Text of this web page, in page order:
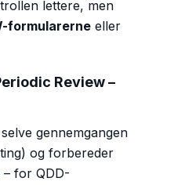
lettere, men
formularerne eller
Review –
gennemgangen
og forbereder
– for QDD-